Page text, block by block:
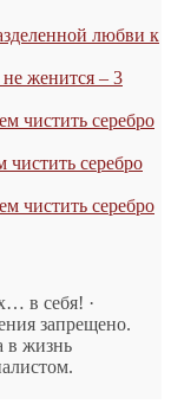
любви к
женится – 3
чистить серебро
серебро
чистить серебро
в себя! ·
запрещено.
в жизнь